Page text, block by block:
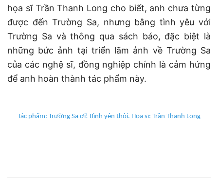
họa sĩ Trần Thanh Long cho biết, anh chưa từng
được đến Trường Sa, nhưng bằng tình yêu với
Trường Sa và thông qua sách báo, đặc biệt là
những bức ảnh tại triển lãm ảnh về Trường Sa
của các nghệ sĩ, đồng nghiệp chính là cảm hứng
để anh hoàn thành tác phẩm này.
Tác phẩm: Trường Sa ơi! Bình yên thôi. Họa sĩ: Trần Thanh Long